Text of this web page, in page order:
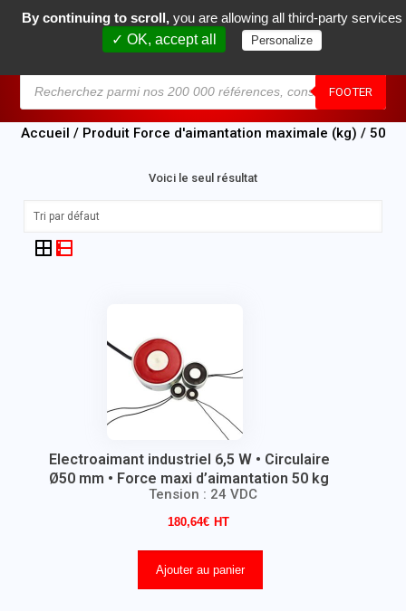
FOOTER
0
Accueil / Produit Force d'aimantation maximale (kg) / 50
Voici le seul résultat
Electroaimant industriel 6,5 W • Circulaire
Ø50 mm • Force maxi d’aimantation 50 kg
Tension : 24 VDC
180,64€
Ajouter au panier
By continuing to scroll, you are allowing all third-party services
✓ OK, accept all
Personalize